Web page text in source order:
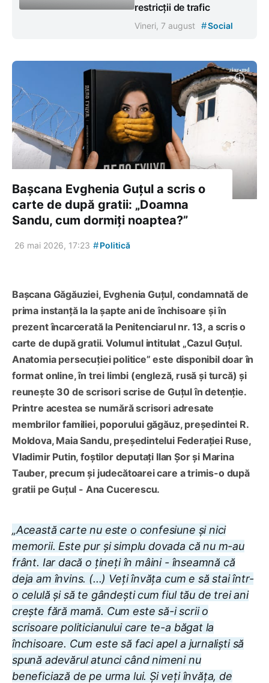
restricții de trafic
Vineri, 7 august #Social
Bașcana Evghenia Guțul a scris o
carte de după gratii: „Doamna
Sandu, cum dormiți noaptea?”
26 mai 2026, 17:23 #Politică
Bașcana Găgăuziei, Evghenia Guțul, condamnată de
prima instanță la la șapte ani de închisoare și în
prezent încarcerată la Penitenciarul nr. 13, a scris o
carte de după gratii. Volumul intitulat „Cazul Guțul.
Anatomia persecuției politice” este disponibil doar în
format online, în trei limbi (engleză, rusă și turcă) și
reunește 30 de scrisori scrise de Guțul în detenție.
Printre acestea se numără scrisori adresate
membrilor familiei, poporului găgăuz, președintei R.
Moldova, Maia Sandu, președintelui Federației Ruse,
Vladimir Putin, foștilor deputați Ilan Șor și Marina
Tauber, precum și judecătoarei care a trimis-o după
gratii pe Guțul - Ana Cucerescu.
„Această carte nu este o confesiune și nici
memorii. Este pur și simplu dovada că nu m-au
frânt. Iar dacă o țineți în mâini - înseamnă că
deja am învins. (...) Veți învăța cum e să stai într-
o celulă și să te gândești cum fiul tău de trei ani
crește fără mamă. Cum este să-i scrii o
scrisoare politicianului care te-a băgat la
închisoare. Cum este să faci apel a jurnaliști să
spună adevărul atunci când nimeni nu
beneficiază de pe urma lui. Și veți învăța, de